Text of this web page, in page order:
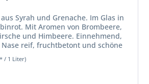
Syrah und Grenache. Im Glas in
Mit Aromen von Brombeere,
und Himbeere. Einnehmend,
reif, fruchtbetont und schöne
/ 1 Liter)